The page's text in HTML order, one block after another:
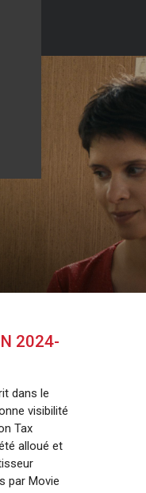
2024-
dans le
visibilité
Tax
alloué et
par Movie